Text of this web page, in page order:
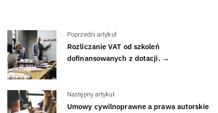
Poprzedni artykuł
Rozliczanie VAT od szkoleń
dofinansowanych z dotacji. →
Następny artykuł
Umowy cywilnoprawne a prawa autorskie